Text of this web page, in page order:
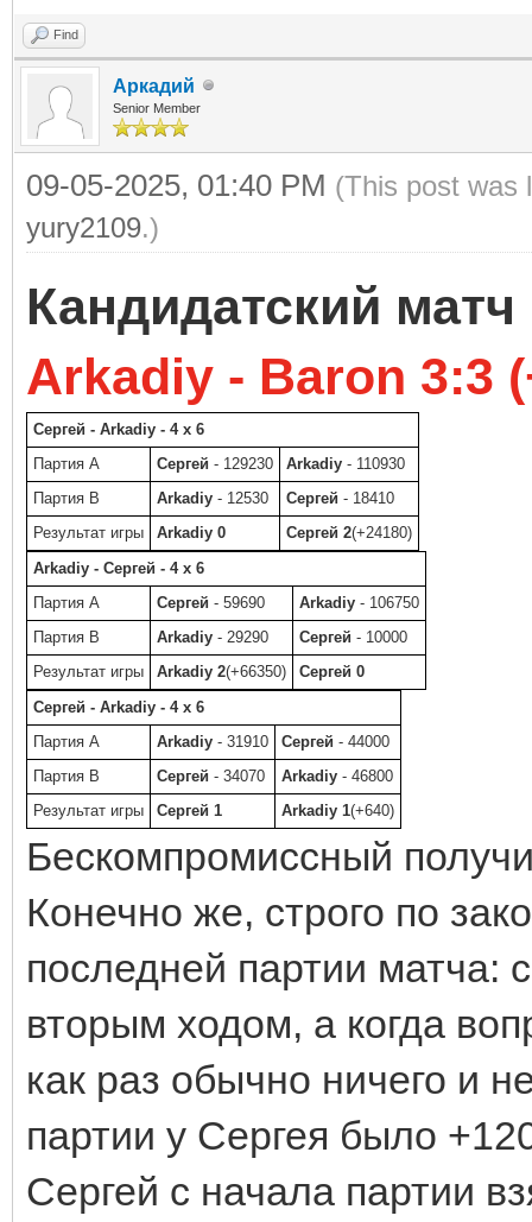
Find
Аркадий
Senior Member
09-05-2025, 01:40 PM (This post was
yury2109.)
Кандидатский матч
Arkadiy - Baron 3:3
Сергей - Arkadiy - 4 x 6
Партия A
Сергей - 129230 Arkadiy - 110930
Партия B
Arkadiy - 12530 Сергей - 18410
Результат игры
Arkadiy 0 Сергей 2(+24180)
Arkadiy - Сергей - 4 x 6
Партия A
Сергей - 59690 Arkadiy - 106750
Партия B
Arkadiy - 29290 Сергей - 10000
Результат игры
Arkadiy 2(+66350)
Сергей 0
Сергей - Arkadiy - 4 x 6
Партия A
Arkadiy - 31910 Сергей - 44000
Партия B
Сергей - 34070 Arkadiy - 46800
Результат игры
Сергей 1 Arkadiy 1(+640)
Бескомпромиссный
Конечно же, строго по
последней партии матча:
вторым ходом, а когда
как раз обычно ничего и
партии у Сергея было
Сергей с начала партии